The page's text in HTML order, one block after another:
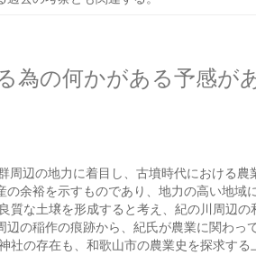
為の何かがある予感が
周辺の地力に着目し、古墳時代における農
の余裕を示すものであり、地力の高い地域
質な土壌を形成すると考え、紀の川周辺の
の稲作の痕跡から、紀氏が農業に関わっ
社の存在も、和歌山市の農業史を探求する